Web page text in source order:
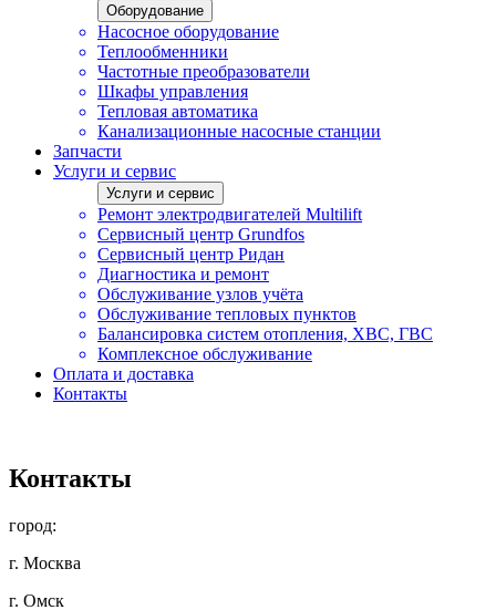
Оборудование
Насосное оборудование
Теплообменники
Частотные преобразователи
Шкафы управления
Тепловая автоматика
Канализационные насосные станции
Запчасти
Услуги и сервис
Услуги и сервис
Ремонт электродвигателей Multilift
Сервисный центр Grundfos
Сервисный центр Ридан
Диагностика и ремонт
Обслуживание узлов учёта
Обслуживание тепловых пунктов
Балансировка систем отопления, ХВС, ГВС
Комплексное обслуживание
Оплата и доставка
Контакты
Контакты
город:
г. Москва
г. Омск